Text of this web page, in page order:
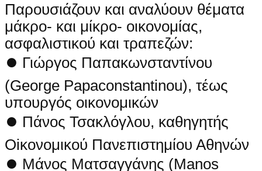
Παρουσιάζουν και αναλύουν θέματα
μάκρο- και μίκρο- οικονομίας,
ασφαλιστικού και τραπεζών:
⏺ Γιώργος Παπακωνσταντίνου
(George Papaconstantinou), τέως
υπουργός οικονομικών
⏺ Πάνος Τσακλόγλου, καθηγητής
Οiκονομικού Πανεπιστημίου Αθηνών
⏺ Μάνος Ματσαγγάνης (Manos